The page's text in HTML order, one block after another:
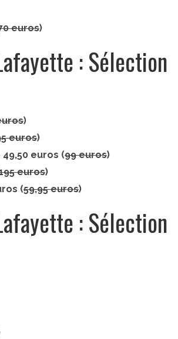
euros)
: Sélection
)
euros)
49,50 euros (99 euros)
euros)
(59,95 euros)
: Sélection